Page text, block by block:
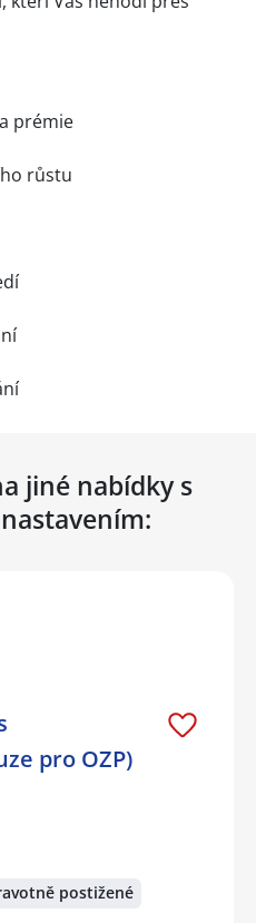
prémie
růstu
jiné nabídky s
pro OZP)
postižené